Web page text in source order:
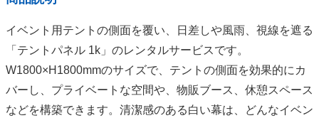
イベント用テントの側面を覆い、日差しや風雨、視線を遮る
「テントパネル 1k」のレンタルサービスです。
W1800×H1800mmのサイズで、テントの側面を効果的にカ
バーし、プライベートな空間や、物販ブース、休憩スペース
などを構築できます。清潔感のある白い幕は、どんなイベン